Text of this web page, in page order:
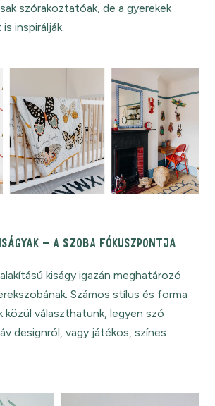
szórakoztatóak, de a gyerekek
inspirálják.
– A SZOBA FÓKUSZPONTJA
kiságy igazán meghatározó
Számos stílus és forma
közül választhatunk, legyen szó
designról, vagy játékos, színes